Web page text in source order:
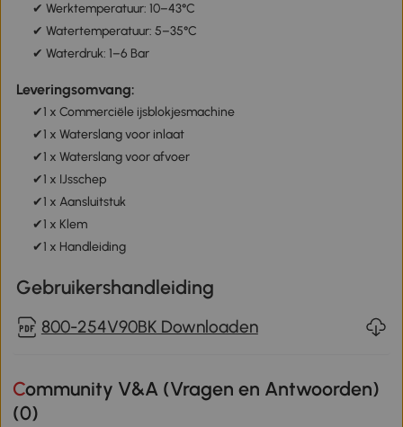
✔ Werktemperatuur: 10–43°C
✔ Watertemperatuur: 5–35°C
✔ Waterdruk: 1–6 Bar
Leveringsomvang:
✔1 x Commerciële ijsblokjesmachine
✔1 x Waterslang voor inlaat
✔1 x Waterslang voor afvoer
✔1 x IJsschep
✔1 x Aansluitstuk
✔1 x Klem
✔1 x Handleiding
Gebruikershandleiding
800-254V90BK Downloaden
Community V&A (Vragen en Antwoorden)
(0)